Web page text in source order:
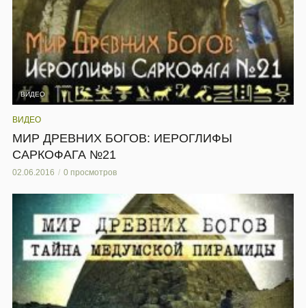
ВИДЕО
ВИДЕО
МИР ДРЕВНИХ БОГОВ: ИЕРОГЛИФЫ
САРКОФАГА №21
02.06.2016 0 просмотров